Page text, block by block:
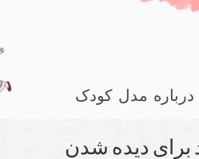
درباره مدل کودک
برای دیده شدن